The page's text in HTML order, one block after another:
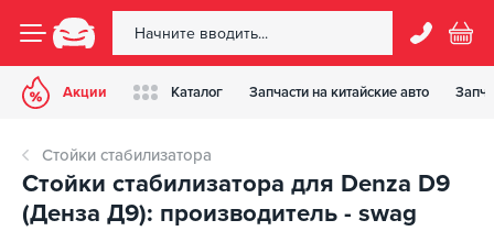
Акции Каталог Запчасти на китайские авто
Стойки стабилизатора
Стойки стабилизатора для Denza D9
(Денза Д9): производитель - swag